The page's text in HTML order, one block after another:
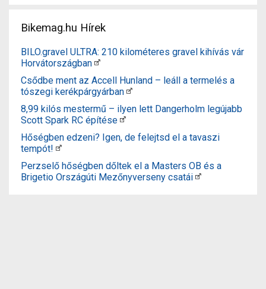
Bikemag.hu Hírek
BILO.gravel ULTRA: 210 kilométeres gravel kihívás vár
Horvátországban
Csődbe ment az Accell Hunland – leáll a termelés a
tószegi kerékpárgyárban
8,99 kilós mestermű – ilyen lett Dangerholm legújabb
Scott Spark RC építése
Hőségben edzeni? Igen, de felejtsd el a tavaszi
tempót!
Perzselő hőségben dőltek el a Masters OB és a
Brigetio Országúti Mezőnyverseny csatái